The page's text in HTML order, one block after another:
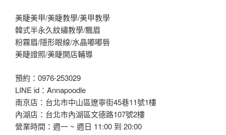
美睫美甲/美睫教學/美甲教學
韓式半永久紋繡教學/飄眉
粉霧眉/隱形眼線/水晶嘟嘟唇
美睫證照/美睫開店輔導
預約：0976-253029
LINE id：Annapoodle
南京店：台北市中山區遼寧街45巷11號1樓
內湖店：台北市內湖區文德路107號2樓
營業時間：週一 ~ 週日 11:00 到 20:00